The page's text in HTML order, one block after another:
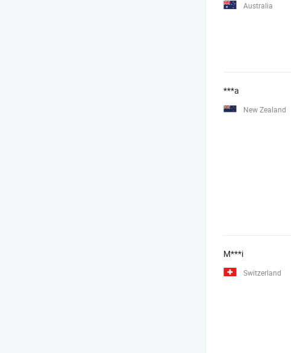
Australia
***a
New Zealand
M***i
Switzerland